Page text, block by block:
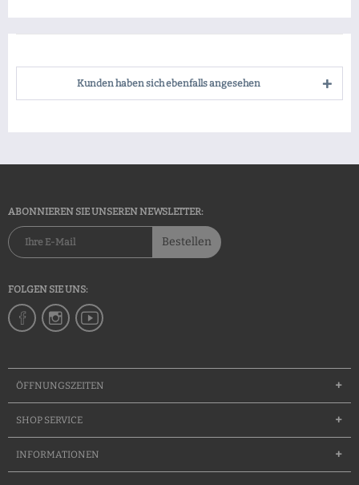
Kunden haben sich ebenfalls angesehen
ABONNIEREN SIE UNSEREN NEWSLETTER:
Bestellen
FOLGEN SIE UNS:
ÖFFNUNGSZEITEN
SHOP SERVICE
INFORMATIONEN